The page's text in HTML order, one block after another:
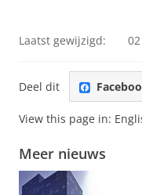
Laatst gewijzigd:
Deel dit
View this page in:
Meer nieuws